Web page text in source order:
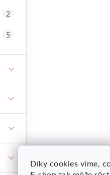
Díky cookies víme,
2
5
c
í